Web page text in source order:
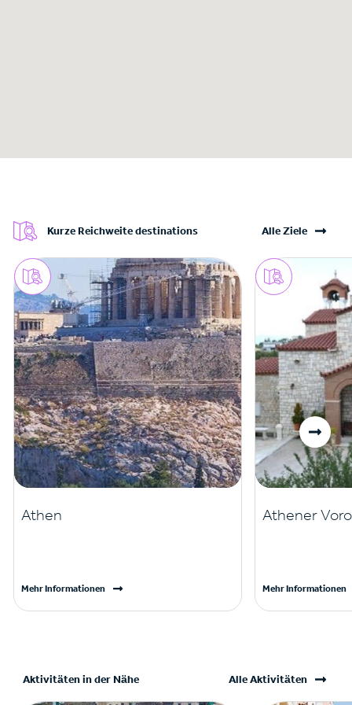
Kurze Reichweite destinations Alle Ziele
Athen
Mehr Informationen
Athener
Mehr Informationen
Aktivitäten in der Nähe Alle Aktivitäten